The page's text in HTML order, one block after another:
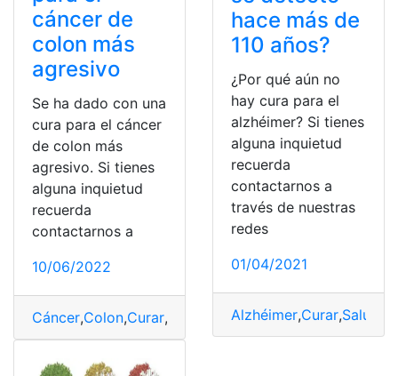
cáncer de
colon más
agresivo
Se ha dado con una
cura para el cáncer
de colon más
agresivo. Si tienes
alguna inquietud
recuerda
contactarnos a
10/06/2022
Cáncer,Colon,Curar, Funcionar,Ofertas
hace más de
110 años?
¿Por qué aún no
hay cura para el
alzhéimer? Si tienes
alguna inquietud
recuerda
contactarnos a
través de nuestras
redes
01/04/2021
Alzhéimer,Curar,Salud